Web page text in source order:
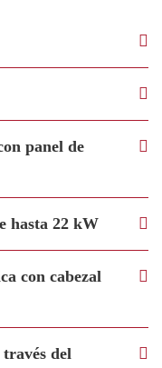
panel de
hasta 22 kW
con cabezal
del